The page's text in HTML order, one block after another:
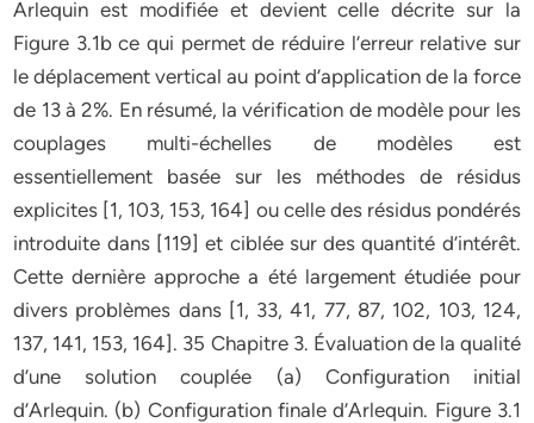
Arlequin est modifiée et devient celle décrite sur la
Figure 3.1b ce qui permet de réduire l’erreur relative sur
le déplacement vertical au point d’application de la force
de 13 à 2%. En résumé, la vérification de modèle pour les
couplages multi-échelles de modèles est
essentiellement basée sur les méthodes de résidus
explicites [1, 103, 153, 164] ou celle des résidus pondérés
introduite dans [119] et ciblée sur des quantité d’intérêt.
Cette dernière approche a été largement étudiée pour
divers problèmes dans [1, 33, 41, 77, 87, 102, 103, 124,
137, 141, 153, 164]. 35 Chapitre 3. Évaluation de la qualité
d’une solution couplée (a) Configuration initial
d’Arlequin. (b) Configuration finale d’Arlequin. Figure 3.1